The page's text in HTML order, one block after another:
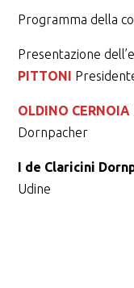
Programma della
Presentazione
PITTONI
OLDINO CERNOIA
Dornpacher
I de Claricini
Udine